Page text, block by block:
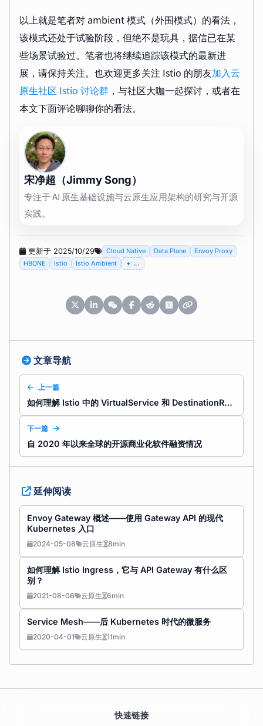
以上就是笔者对 ambient 模式（外围模式）的看法，
该模式还处于试验阶段，但绝不是玩具，据信已在某
些场景试验过。笔者也将继续追踪该模式的最新进
展，请保持关注。也欢迎更多关注 Istio 的朋友加入云
原生社区 Istio 讨论群 ，与社区大咖一起探讨，或者在
本文下面评论聊聊你的看法。
宋净超（Jimmy Song）
专注于 AI 原生基础设施与云原生应用架构的研究与开源
实践。
更新于 2025/10/29 Cloud Native Data Plane
Envoy Proxy
HBONE
Istio Istio Ambient ...
文章导航
上一篇
如何理解 Istio 中的 VirtualService 和 DestinationRule？
下一篇
自 2020 年以来全球的开源商业化软件融资情况
延伸阅读
Envoy Gateway 概述——使用 Gateway API 的现代
Kubernetes 入口
2024-05-08 云原生 8min
如何理解 Istio Ingress，它与 API Gateway 有什么区
别？
2021-08-06 云原生 6min
Service Mesh——后 Kubernetes 时代的微服务
2020-04-01 云原生 11min
快速链接